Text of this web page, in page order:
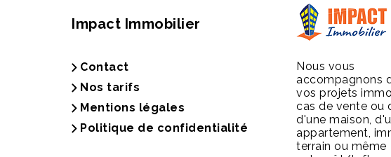
Impact Immobilier
Contact
Nos tarifs
Mentions légales
Politique de confidentialité
Nous vous
accompagnons
vos projets
cas de vente ou
d'une maison,
appartement,
terrain ou même